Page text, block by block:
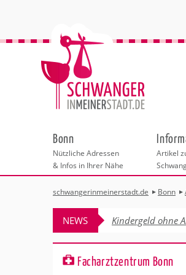
Bonn
Nützliche Adressen
& Infos in Ihrer Nähe
Städteauswahl
Adressen
Behördengänge &
Artikel
schwangerinmeinerstadt.de Bonn
NEWS Kindergeld ohne
Facharztzentrum Bonn